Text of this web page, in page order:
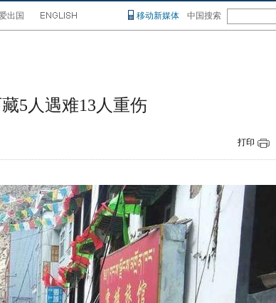
出国 移动新媒体 中国搜索
5人遇难13人重伤
打印